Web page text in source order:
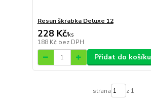
Resun škrabka Deluxe 12
228 Kč/ks
188 Kč bez DPH
Přidat do košíku
strana z 1